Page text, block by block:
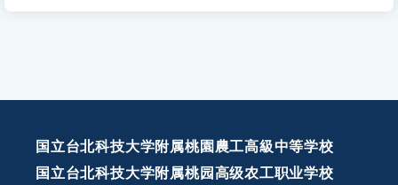
国立台北科技大学附属桃園農工高級中等学校
国立台北科技大学附属桃园高级农工职业学校